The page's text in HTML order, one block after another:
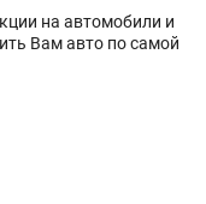
на автомобили и
Вам авто по самой